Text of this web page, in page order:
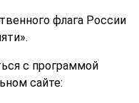
флага России
с программой
сайте: